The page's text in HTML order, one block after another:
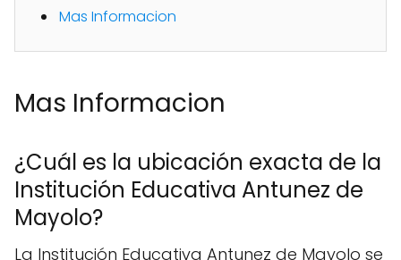
Mas Informacion
Mas Informacion
¿Cuál es la ubicación exacta de la
Institución Educativa Antunez de
Mayolo?
La Institución Educativa Antunez de Mayolo se